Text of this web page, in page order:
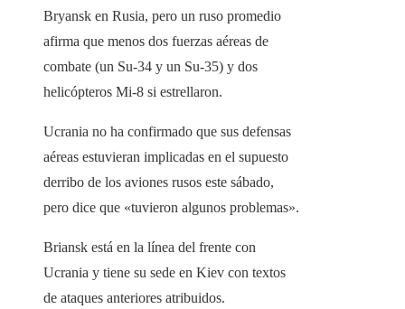
Bryansk en Rusia, pero un ruso promedio
afirma que menos dos fuerzas aéreas de
combate (un Su-34 y un Su-35) y dos
helicópteros Mi-8 si estrellaron.
Ucrania no ha confirmado que sus defensas
aéreas estuvieran implicadas en el supuesto
derribo de los aviones rusos este sábado,
pero dice que «tuvieron algunos problemas».
Briansk está en la línea del frente con
Ucrania y tiene su sede en Kiev con textos
de ataques anteriores atribuidos.